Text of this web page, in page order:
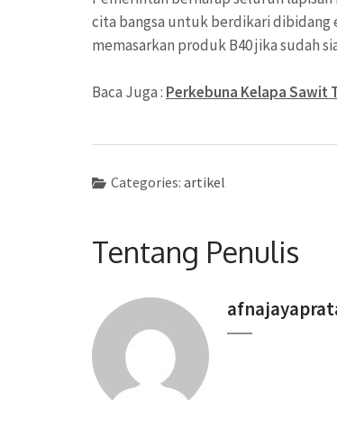
cita bangsa untuk berdikari dibidang
memasarkan produk B40 jika sudah
Baca Juga : Perkebuna Kelapa Sawit
Categories: artikel
Tentang Penulis